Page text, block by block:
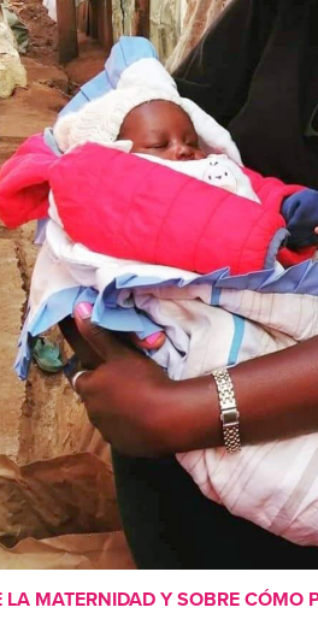
MATERNIDAD Y SOBRE CÓMO